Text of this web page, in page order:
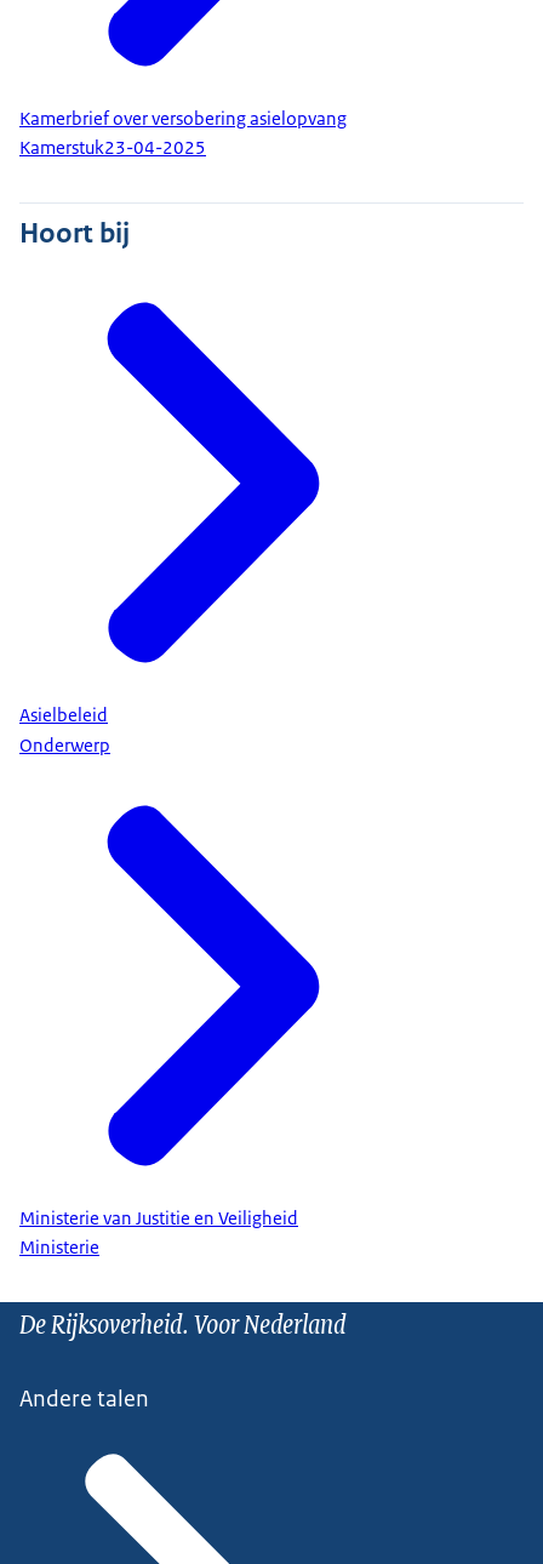
Kamerbrief over versobering asielopvang
Kamerstuk23-04-2025
Hoort bij
Asielbeleid
Onderwerp
Ministerie van Justitie en Veiligheid
Ministerie
De Rijksoverheid. Voor Nederland
Andere talen